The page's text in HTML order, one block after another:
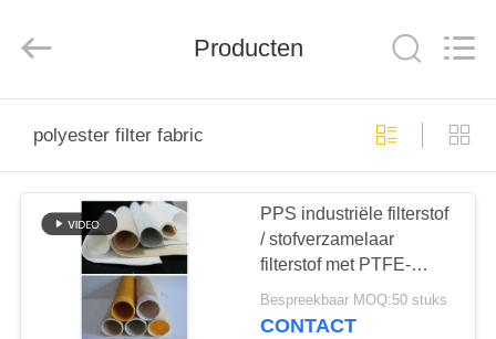
PRODUCTEN
OVER
Co.,Ltd..
Producten
polyester filter fabric
PPS industriële filterstof
/ stofverzamelaar
filterstof met PTFE-
membraan
Bespreekbaar MOQ:50 stuks
CONTACT